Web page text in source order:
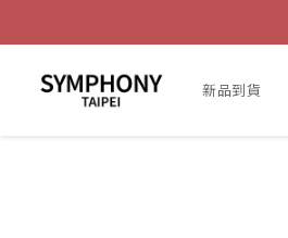
新品到貨